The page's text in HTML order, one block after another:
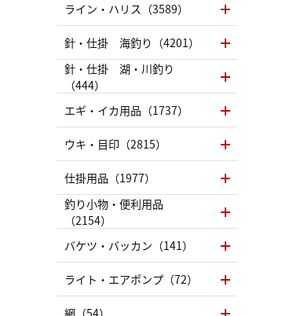
ライン・ハリス（3589）
針・仕掛 海釣り（4201）
針・仕掛 湖・川釣り
（444）
エギ・イカ用品（1737）
ウキ・目印（2815）
仕掛用品（1977）
釣り小物・便利用品
（2154）
バケツ・バッカン（141）
ライト・エアポンプ（72）
網（54）